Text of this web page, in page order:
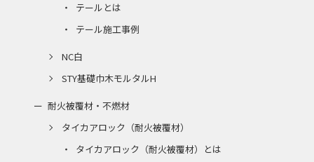
テールとは
テール施工事例
NC白
STY基礎巾木モルタルH
耐火被覆材・不燃材
タイカアロック（耐火被覆材）
タイカアロック（耐火被覆材）とは